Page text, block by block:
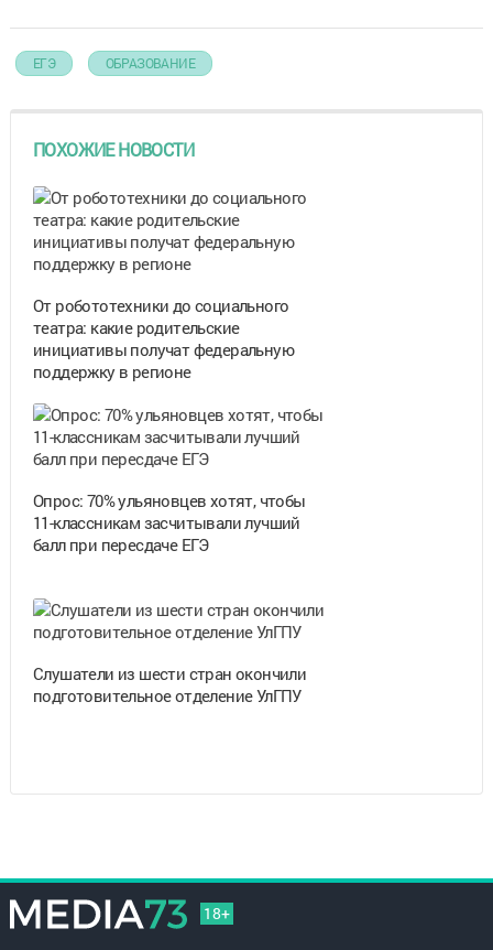
ЕГЭ ОБРАЗОВАНИЕ
ПОХОЖИЕ НОВОСТИ
От робототехники до социального
театра: какие родительские
инициативы получат федеральную
поддержку в регионе
Опрос: 70% ульяновцев хотят, чтобы
11-классникам засчитывали лучший
балл при пересдаче ЕГЭ
Cлушатели из шести стран окончили
подготовительное отделение УлГПУ
18+